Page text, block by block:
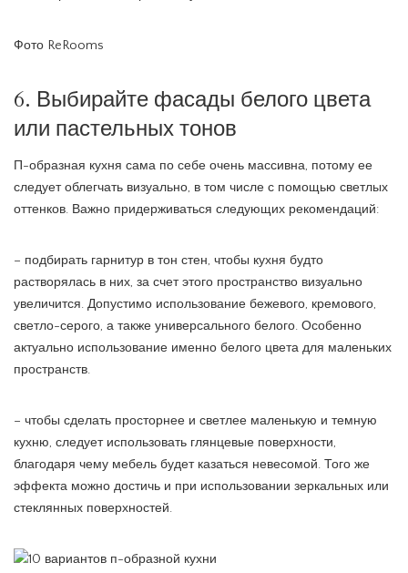
Фото ReRooms
6. Выбирайте фасады белого цвета
или пастельных тонов
П-образная кухня сама по себе очень массивна, потому ее
следует облегчать визуально, в том числе с помощью светлых
оттенков. Важно придерживаться следующих рекомендаций:
– подбирать гарнитур в тон стен, чтобы кухня будто
растворялась в них, за счет этого пространство визуально
увеличится. Допустимо использование бежевого, кремового,
светло-серого, а также универсального белого. Особенно
актуально использование именно белого цвета для маленьких
пространств.
– чтобы сделать просторнее и светлее маленькую и темную
кухню, следует использовать глянцевые поверхности,
благодаря чему мебель будет казаться невесомой. Того же
эффекта можно достичь и при использовании зеркальных или
стеклянных поверхностей.